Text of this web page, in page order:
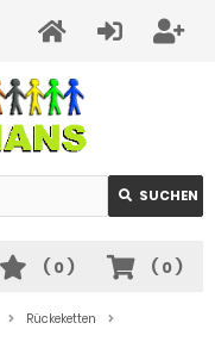
SUCHEN
( 0)
( 0)
Rückeketten